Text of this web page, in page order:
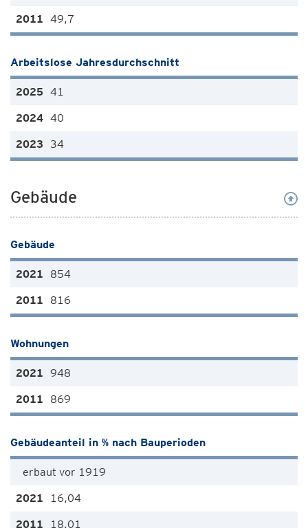
49,7
Arbeitslose Jahresdurchschnitt
41
40
34
Gebäude
Gebäude
854
816
Wohnungen
948
869
Gebäudeanteil in % nach Bauperioden
erbaut vor 1919
16,04
18,01